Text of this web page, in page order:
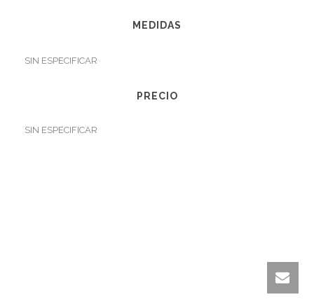
MEDIDAS
SIN ESPECIFICAR
PRECIO
SIN ESPECIFICAR